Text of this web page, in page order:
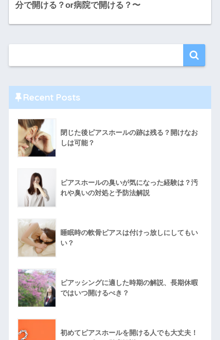
分で開ける？or病院で開ける？〜
Recent Posts
閉じた後ピアスホールの跡は残る？開けなお
しは可能？
ピアスホールの臭いが気になった経験は？汚
れや臭いの対処と予防法解説
睡眠時の軟骨ピアスは付けっ放しにしてもい
い？
ピアッシングに適した時期の解説、長期休暇
ではいつ開けるべき？
初めてピアスホールを開ける人でも大丈夫！